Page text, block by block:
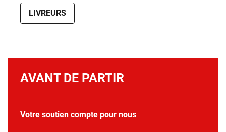
LIVREURS
AVANT DE PARTIR
Votre soutien compte pour nous